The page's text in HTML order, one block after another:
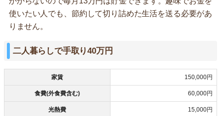
使いたい人でも、節約して切り詰めた生活を送る必要があ
りません。
二人暮らしで手取り40万円
家賃 150,000円
食費(外食費含む) 60,000円
光熱費 15,000円